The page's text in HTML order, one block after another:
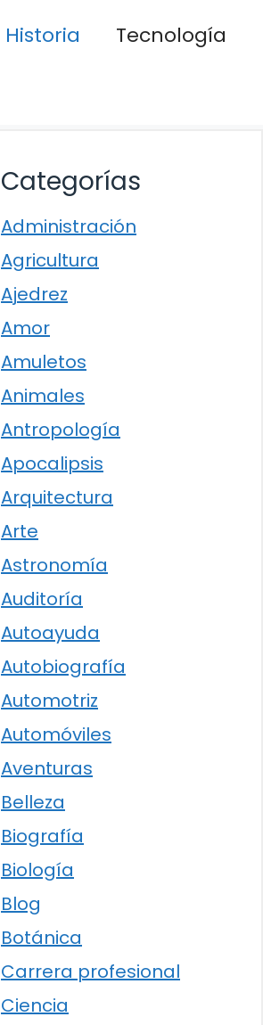
Historia
Tecnología
Categorías
Administración
Agricultura
Ajedrez
Amor
Amuletos
Animales
Antropología
Apocalipsis
Arquitectura
Arte
Astronomía
Auditoría
Autoayuda
Autobiografía
Automotriz
Automóviles
Aventuras
Belleza
Biografía
Biología
Blog
Botánica
Carrera profesional
Ciencia